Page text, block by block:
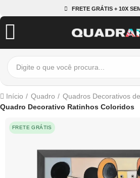
FRETE GRÁTIS + 10X
Início Quadro
Quadros Decorativos
Quadro Decorativo Ratinhos Coloridos
FRETE GRÁTIS